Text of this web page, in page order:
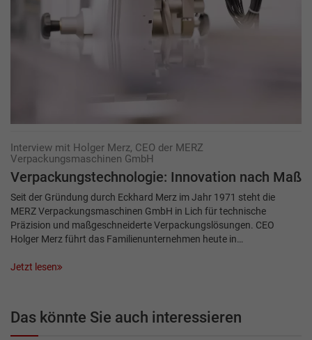
Interview mit Holger Merz, CEO der MERZ
Verpackungsmaschinen GmbH
Verpackungstechnologie: Innovation nach Maß
Seit der Gründung durch Eckhard Merz im Jahr 1971 steht die
MERZ Verpackungsmaschinen GmbH in Lich für technische
Präzision und maßgeschneiderte Verpackungslösungen. CEO
Holger Merz führt das Familienunternehmen heute in…
Jetzt lesen
Das könnte Sie auch interessieren